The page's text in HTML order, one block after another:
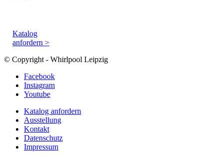
Katalog
anfordern >
© Copyright - Whirlpool Leipzig
Facebook
Instagram
Youtube
Katalog anfordern
Ausstellung
Kontakt
Datenschutz
Impressum